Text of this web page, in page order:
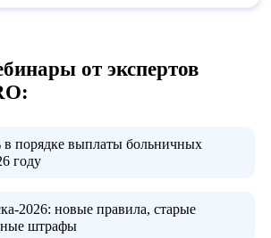
от экспертов
в порядке выплаты больничных
году
2026: новые правила, старые
штрафы